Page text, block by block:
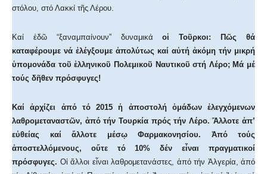
στόλου, στό Λακκί τῆς Λέρου.
Καί ἐδῶ “ξαναμπαίνουν” δυναμικάοἱ Τοῦρκοι: Πῶς θά
καταφέρουμε νά ἐλέγξουμε ἀπολύτως καί αὐτή ἀκόμη τήν μικρή
ὑπομονάδα τοῦ ἑλληνικοῦ Πολεμικοῦ Ναυτικοῦ στή Λέρο; Μά μέ
τούς δῆθεν πρόσφυγες!
Καί ἀρχίζει ἀπό τό 2015 ἡ ἀποστολή ὁμάδων ἐλεγχόμενων
λαθρομεταναστῶν, ἀπό τήν Τουρκία πρός τήν Λέρο. Ἄλλοτε ἀπ’
εὐθείας καί ἄλλοτε μέσῳ Φαρμακονησίου. Ἀπό τούς
ἀποστελλόμενους, οὔτε τό 10% δέν εἶναι πραγματικοί
πρόσφυγες. Οἱ ἄλλοι εἶναι λαθρομετανάστες, ἀπό τήν Ἀλγερία, ἀπό